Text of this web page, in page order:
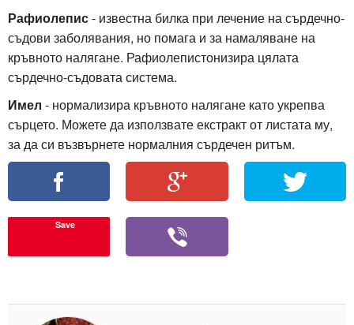
Рафиолепис- известна билка при лечение на сърдечно-
съдови заболявания, но помага и за намаляване на
кръвното налягане. Рафиолепистонизира цялата
сърдечно-съдовата система.
Имел - нормализира кръвното налягане като укрепва
сърцето. Можете да използвате екстракт от листата му,
за да си възвърнете нормалния сърдечен ритъм.
Save